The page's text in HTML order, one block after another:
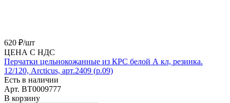
620 ₽/шт
ЦЕНА С НДС
Перчатки цельнокожанные из КРС белой А кл, резинка.
12/120, Arcticus, арт.2409 (р.09)
Есть в наличии
Арт. BT0009777
В корзину